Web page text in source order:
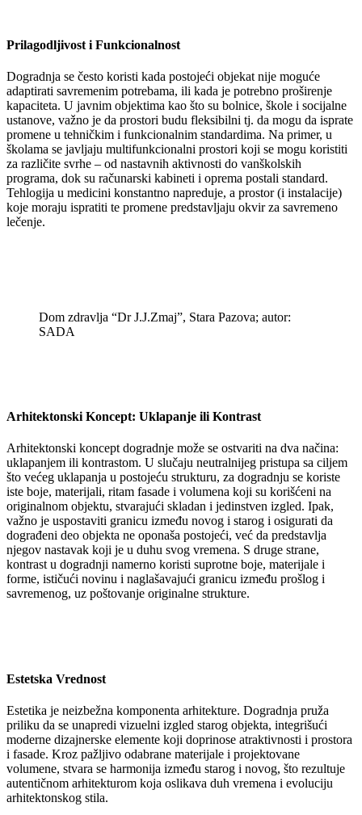
Prilagodljivost i Funkcionalnost
Dogradnja se često koristi kada postojeći objekat nije moguće
adaptirati savremenim potrebama, ili kada je potrebno proširenje
kapaciteta. U javnim objektima kao što su bolnice, škole i socijalne
ustanove, važno je da prostori budu fleksibilni tj. da mogu da isprate
promene u tehničkim i funkcionalnim standardima. Na primer, u
školama se javljaju multifunkcionalni prostori koji se mogu koristiti
za različite svrhe – od nastavnih aktivnosti do vanškolskih
programa, dok su računarski kabineti i oprema postali standard.
Tehlogija u medicini konstantno napreduje, a prostor (i instalacije)
koje moraju ispratiti te promene predstavljaju okvir za savremeno
lečenje.
Dom zdravlja “Dr J.J.Zmaj”, Stara Pazova; autor:
SADA
Arhitektonski Koncept: Uklapanje ili Kontrast
Arhitektonski koncept dogradnje može se ostvariti na dva načina:
uklapanjem ili kontrastom. U slučaju neutralnijeg pristupa sa ciljem
što većeg uklapanja u postojeću strukturu, za dogradnju se koriste
iste boje, materijali, ritam fasade i volumena koji su korišćeni na
originalnom objektu, stvarajući skladan i jedinstven izgled. Ipak,
važno je uspostaviti granicu između novog i starog i osigurati da
dograđeni deo objekta ne oponaša postojeći, već da predstavlja
njegov nastavak koji je u duhu svog vremena. S druge strane,
kontrast u dogradnji namerno koristi suprotne boje, materijale i
forme, ističući novinu i naglašavajući granicu između prošlog i
savremenog, uz poštovanje originalne strukture.
Estetska Vrednost
Estetika je neizbežna komponenta arhitekture. Dogradnja pruža
priliku da se unapredi vizuelni izgled starog objekta, integrišući
moderne dizajnerske elemente koji doprinose atraktivnosti i prostora
i fasade. Kroz pažljivo odabrane materijale i projektovane
volumene, stvara se harmonija između starog i novog, što rezultuje
autentičnom arhitekturom koja oslikava duh vremena i evoluciju
arhitektonskog stila.